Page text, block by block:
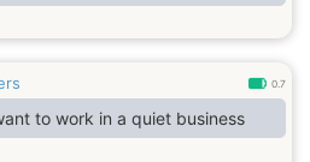
laisse ma correspondance à
ma personnalité
0.7
to work in a quiet business